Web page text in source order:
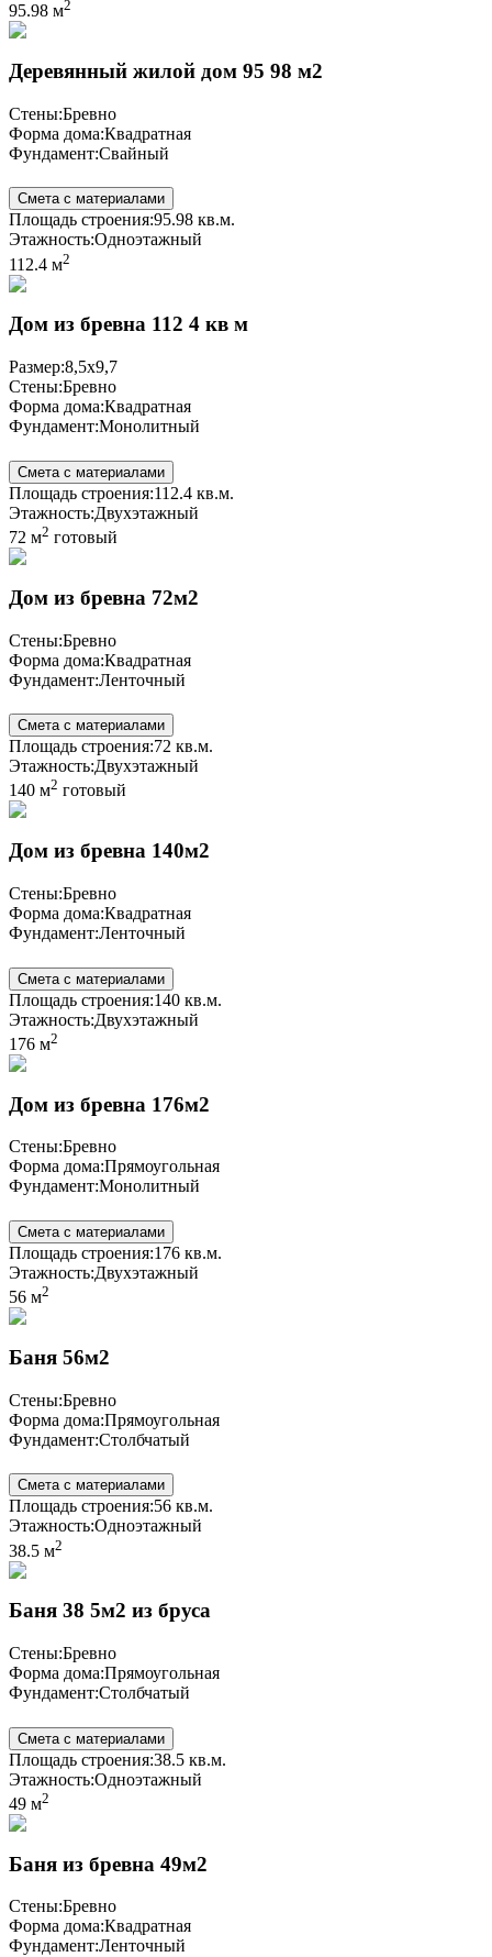
95.98 м2
Деревянный жилой дом 95 98 м2
Стены:Бревно
Форма дома:Квадратная
Фундамент:Свайный
Смета с материалами
Площадь строения:95.98 кв.м.
Этажность:Одноэтажный
112.4 м2
Дом из бревна 112 4 кв м
Размер:8,5х9,7
Стены:Бревно
Форма дома:Квадратная
Фундамент:Монолитный
Смета с материалами
Площадь строения:112.4 кв.м.
Этажность:Двухэтажный
72 м2 готовый
Дом из бревна 72м2
Стены:Бревно
Форма дома:Квадратная
Фундамент:Ленточный
Смета с материалами
Площадь строения:72 кв.м.
Этажность:Двухэтажный
140 м2 готовый
Дом из бревна 140м2
Стены:Бревно
Форма дома:Квадратная
Фундамент:Ленточный
Смета с материалами
Площадь строения:140 кв.м.
Этажность:Двухэтажный
176 м2
Дом из бревна 176м2
Стены:Бревно
Форма дома:Прямоугольная
Фундамент:Монолитный
Смета с материалами
Площадь строения:176 кв.м.
Этажность:Двухэтажный
56 м2
Баня 56м2
Стены:Бревно
Форма дома:Прямоугольная
Фундамент:Столбчатый
Смета с материалами
Площадь строения:56 кв.м.
Этажность:Одноэтажный
38.5 м2
Баня 38 5м2 из бруса
Стены:Бревно
Форма дома:Прямоугольная
Фундамент:Столбчатый
Смета с материалами
Площадь строения:38.5 кв.м.
Этажность:Одноэтажный
49 м2
Баня из бревна 49м2
Стены:Бревно
Форма дома:Квадратная
Фундамент:Ленточный